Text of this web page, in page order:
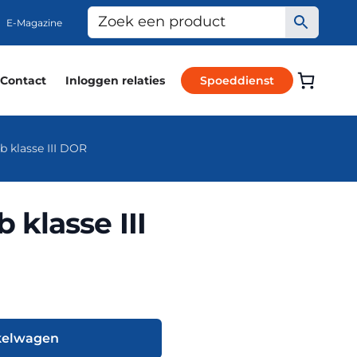
E-Magazine
Contact Inloggen relaties Spoeddienst
klasse III DOR
klasse III